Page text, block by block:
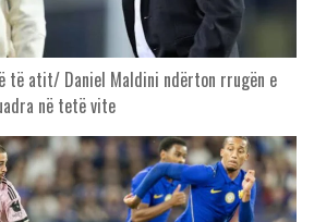
të atit/ Daniel Maldini ndërton rrugën e
në tetë vite